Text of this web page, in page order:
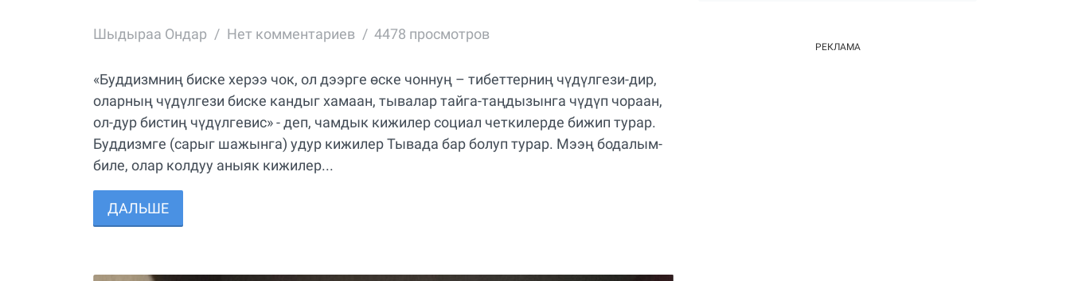
Шыдыраа Ондар Нет комментариев 4478 просмотров
«Буддизмниң биске херээ чок, ол дээрге өске чоннуң – тибеттерниң чүдүлгези-дир,
оларның чүдүлгези биске кандыг хамаан, тывалар тайга-таңдызынга чүдүп чораан,
ол-дур бистиң чүдүлгевис» - деп, чамдык кижилер социал четкилерде бижип турар.
Буддизмге (сарыг шажынга) удур кижилер Тывада бар болуп турар. Мээң бодалым-
биле, олар колдуу аныяк кижилер...
ДАЛЬШЕ